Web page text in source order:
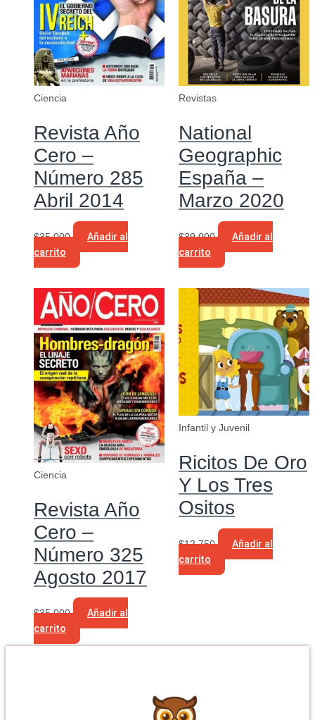
Ciencia
Revista Año
Cero –
Número 285
Abril 2014
$35.000
Añadir al
carrito
Revistas
National
Geographic
España –
Marzo 2020
$39.000
Añadir al
carrito
Ciencia
Revista Año
Cero –
Número 325
Agosto 2017
$35.000
Añadir al
carrito
Infantil y Juvenil
Ricitos De Oro
Y Los Tres
Ositos
$12.750
Añadir al
carrito